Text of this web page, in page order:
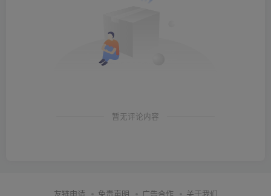
暂无评论内容
友链申请 免责声明 广告合作 关于我们